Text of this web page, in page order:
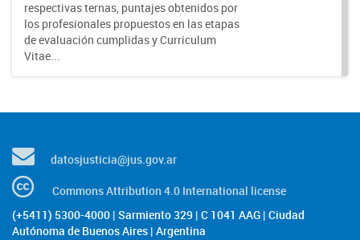
respectivas ternas, puntajes obtenidos por
los profesionales propuestos en las etapas
de evaluación cumplidas y Curriculum
Vitae...
datosjusticia@jus.gov.ar
Commons Attribution 4.0 International license
(+5411) 5300-4000 | Sarmiento 329 | C 1041 AAG | Ciudad
Autónoma de Buenos Aires | Argentina